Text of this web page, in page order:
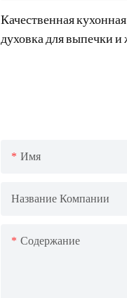
Качественная
духовка для выпечки и
Имя
Название Компании
Содержание